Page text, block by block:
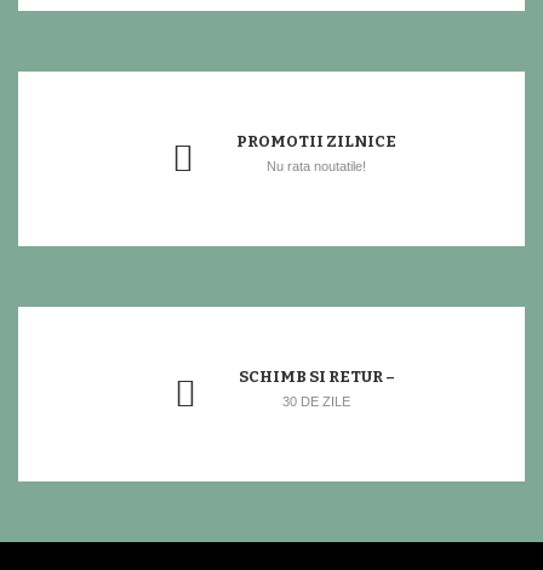
PROMOTII ZILNICE
Nu rata noutatile!
SCHIMB SI RETUR –
30 DE ZILE